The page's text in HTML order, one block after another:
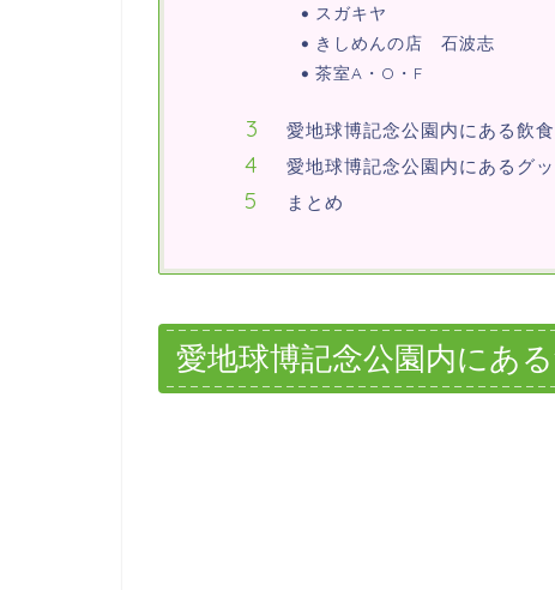
スガキヤ
きしめんの店 石波志
茶室A・O・F
愛地球博記念公園内にある飲
愛地球博記念公園内にあるグ
まとめ
愛地球博記念公園内にあ